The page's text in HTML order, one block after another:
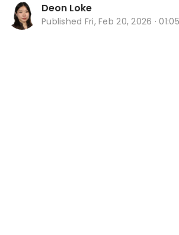
Deon Loke
Published Fri, Feb 20, 2026 ·